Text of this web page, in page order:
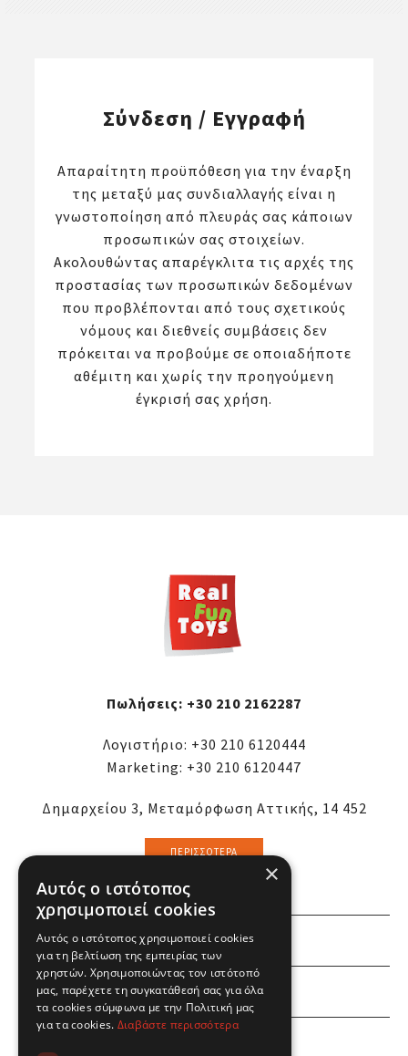
Σύνδεση / Εγγραφή
Απαραίτητη προϋπόθεση για την έναρξη
της μεταξύ μας συνδιαλλαγής είναι η
γνωστοποίηση από πλευράς σας κάποιων
προσωπικών σας στοιχείων.
Ακολουθώντας απαρέγκλιτα τις αρχές της
προστασίας των προσωπικών δεδομένων
που προβλέπονται από τους σχετικούς
νόμους και διεθνείς συμβάσεις δεν
πρόκειται να προβούμε σε οποιαδήποτε
αθέμιτη και χωρίς την προηγούμενη
έγκρισή σας χρήση.
Πωλήσεις: +30 210 2162287
Λογιστήριο: +30 210 6120444
Marketing: +30 210 6120447
Δημαρχείου 3, Μεταμόρφωση Αττικής, 14 452
ΠΕΡΙΣΣΌΤΕΡΑ
ΕΜΕΙΣ
ΕΣΕΙΣ
×
Αυτός ο ιστότοπος
χρησιμοποιεί cookies
Αυτός ο ιστότοπος χρησιμοποιεί cookies
για τη βελτίωση της εμπειρίας των
χρηστών. Χρησιμοποιώντας τον ιστότοπό
μας, παρέχετε τη συγκατάθεσή σας για όλα
τα cookies σύμφωνα με την Πολιτική μας
για τα cookies. Διαβάστε περισσότερα